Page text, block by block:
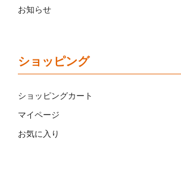
お知らせ
ショッピング
ショッピングカート
マイページ
お気に入り